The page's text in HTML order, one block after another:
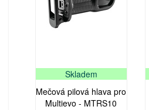
Skladem
Mečová pilová hlava pro
Multievo - MTRS10